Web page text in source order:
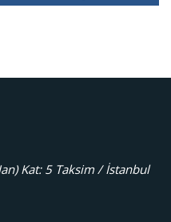
Kat: 5 Taksim / İstanbul